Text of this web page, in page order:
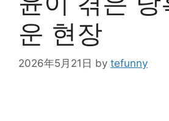
운 현장
2026年5月21日 by tefunny